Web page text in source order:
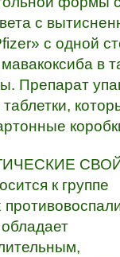
с
с одной
в
Препарат
к группе